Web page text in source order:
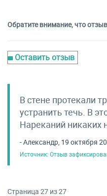
Обратите внимание, что
Оставить отзыв
В стене протекали
устранить течь. В
Нареканий никаких
- Александр, 19 октября
Источник: Отзыв
Страница 27 из 27